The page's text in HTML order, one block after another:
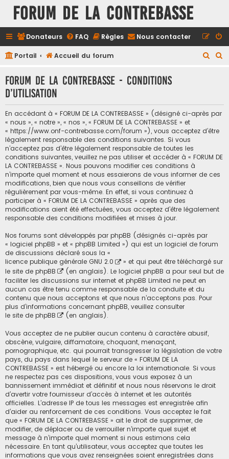
FORUM DE LA CONTREBASSE
Donateurs FAQ Règles Nous contacter
Portail Accueil du forum
c
e
r
FORUM DE LA CONTREBASSE - Conditions
d’utilisation
En accédant à « FORUM DE LA CONTREBASSE » (désigné ci-après par
« nous », « notre », « nos », « FORUM DE LA CONTREBASSE » et
« https://www.onf-contrebasse.com/forum »), vous acceptez d’être
légalement responsable des conditions suivantes. Si vous
n’acceptez pas d’être légalement responsable de toutes les
conditions suivantes, veuillez ne pas utiliser et accéder à « FORUM DE
LA CONTREBASSE ». Nous pouvons modifier ces conditions à
n’importe quel moment et nous essaierons de vous informer de ces
modifications, bien que nous vous conseillons de vérifier
régulièrement par vous-même. En effet, si vous continuez à
participer à « FORUM DE LA CONTREBASSE » après que des
modifications aient été effectuées, vous acceptez d’être légalement
responsable des conditions modifiées et mises à jour.
Nos forums sont développés par phpBB (désignés ci-après par
« logiciel phpBB » et « phpBB Limited ») qui est un logiciel de forum
de discussions déclaré sous la «
licence publique générale GNU 2.0
» et qui peut être téléchargé sur
le site de phpBB
(en anglais). Le logiciel phpBB a pour seul but de
faciliter les discussions sur internet et phpBB Limited ne peut en
aucun cas être tenu comme responsable de la conduite et du
contenu que nous acceptons et que nous n’acceptons pas. Pour
plus d’informations concernant phpBB, veuillez consulter
le site de phpBB
(en anglais).
Vous acceptez de ne publier aucun contenu à caractère abusif,
obscène, vulgaire, diffamatoire, choquant, menaçant,
pornographique, etc. qui pourrait transgresser la législation de votre
pays, du pays dans lequel le serveur de « FORUM DE LA
CONTREBASSE » est hébergé ou encore la loi internationale. Si vous
ne respectez pas ces dispositions, vous vous exposez à un
bannissement immédiat et définitif et nous nous réservons le droit
d’avertir votre fournisseur d’accès à internet et les autorités
officielles. L’adresse IP de tous les messages est enregistrée afin
d’aider au renforcement de ces conditions. Vous acceptez le fait
que « FORUM DE LA CONTREBASSE » ait le droit de supprimer, de
modifier, de déplacer ou de verrouiller n’importe quel sujet et
message à n’importe quel moment si nous estimons cela
nécessaire. En tant qu’utilisateur, vous acceptez que toutes les
informations que vous avez renseignées soient enregistrées dans